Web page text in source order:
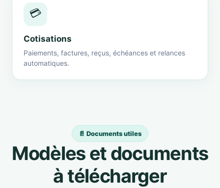
💳
Cotisations
Paiements, factures, reçus, échéances et relances
automatiques.
📄 Documents utiles
Modèles et documents
à télécharger